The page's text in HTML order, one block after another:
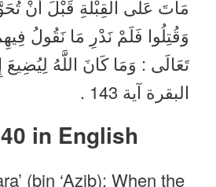
مَاتَ عَلَى الْقِبْلَةِ قَبْلَ أَنْ
وَقُتِلُوا فَلَمْ نَدْرِ مَا نَقُولُ
تَعَالَى : وَمَا كَانَ اللَّهُ
البقرة آية 143 .
in English
(bin ‘Azib): When the